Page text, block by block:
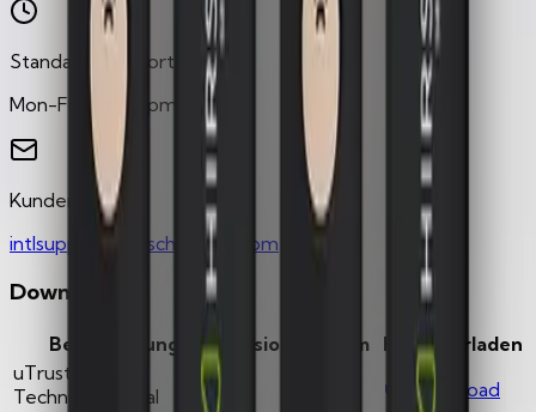
Standard-Supportzeiten
Mon-Fri, 6am-5pm PST
Kundensupport
intlsupport@hirschsecure.com
Downloads
Beschreibung Version Datum Herunterladen
uTrust FIDO2
Technical Manual
Download